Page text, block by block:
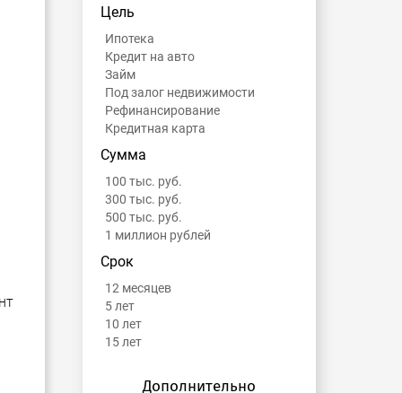
Цель
Ипотека
Кредит на авто
Займ
Под залог недвижимости
Рефинансирование
Кредитная карта
Сумма
100 тыс. руб.
300 тыс. руб.
500 тыс. руб.
1 миллион рублей
Срок
12 месяцев
5 лет
10 лет
15 лет
Дополнительно